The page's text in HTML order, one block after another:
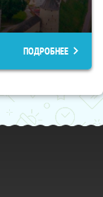
ПОДРОБНЕЕ